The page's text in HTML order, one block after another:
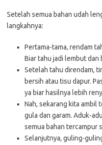
Setelah semua bahan udah
langkahnya:
Pertama-tama, rendam
Biar tahu jadi lembut dan
Setelah tahu direndam,
bersih atau tisu dapur.
ya biar hasilnya lebih
Nah, sekarang kita ambil
gula dan garam. Aduk-
semua bahan tercampur
Selanjutnya, guling-